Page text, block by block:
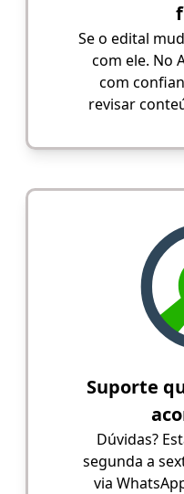
Se o edital
com ele. No
com
revisar
Suporte
Dúvidas?
segunda a
via